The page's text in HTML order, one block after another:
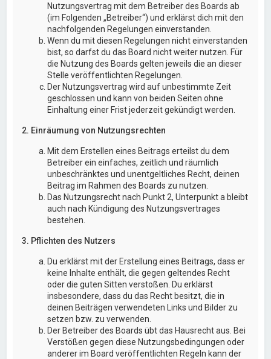
Nutzungsvertrag mit dem Betreiber des Boards ab
(im Folgenden „Betreiber“) und erklärst dich mit den
nachfolgenden Regelungen einverstanden.
Wenn du mit diesen Regelungen nicht einverstanden
bist, so darfst du das Board nicht weiter nutzen. Für
die Nutzung des Boards gelten jeweils die an dieser
Stelle veröffentlichten Regelungen.
Der Nutzungsvertrag wird auf unbestimmte Zeit
geschlossen und kann von beiden Seiten ohne
Einhaltung einer Frist jederzeit gekündigt werden.
2. Einräumung von Nutzungsrechten
Mit dem Erstellen eines Beitrags erteilst du dem
Betreiber ein einfaches, zeitlich und räumlich
unbeschränktes und unentgeltliches Recht, deinen
Beitrag im Rahmen des Boards zu nutzen.
Das Nutzungsrecht nach Punkt 2, Unterpunkt a bleibt
auch nach Kündigung des Nutzungsvertrages
bestehen.
3. Pflichten des Nutzers
Du erklärst mit der Erstellung eines Beitrags, dass er
keine Inhalte enthält, die gegen geltendes Recht
oder die guten Sitten verstoßen. Du erklärst
insbesondere, dass du das Recht besitzt, die in
deinen Beiträgen verwendeten Links und Bilder zu
setzen bzw. zu verwenden.
Der Betreiber des Boards übt das Hausrecht aus. Bei
Verstößen gegen diese Nutzungsbedingungen oder
anderer im Board veröffentlichten Regeln kann der